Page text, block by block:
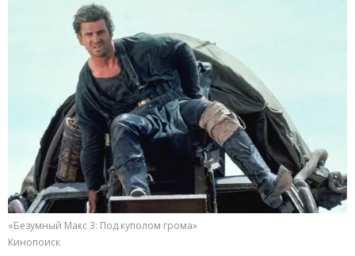
«Безумный Макс 3: Под куполом грома»
Кинопоиск